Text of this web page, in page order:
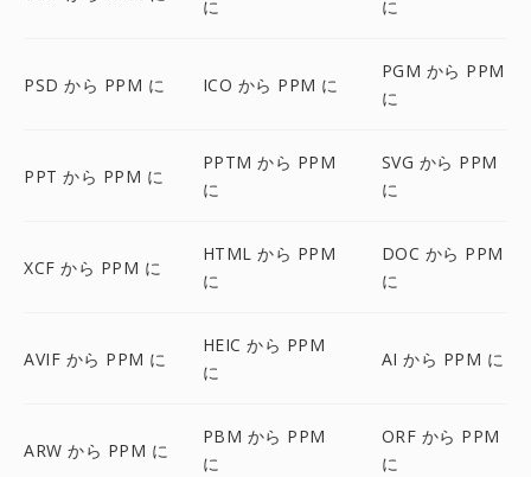
に
に
PSD から PPM に ICO から PPM に
PGM から PPM
に
PPT から PPM に
PPTM から PPM
に
SVG から PPM
に
XCF から PPM に
HTML から PPM
に
DOC から PPM
に
AVIF から PPM に
HEIC から PPM
に
AI から PPM に
ARW から PPM に
PBM から PPM
に
ORF から PPM
に